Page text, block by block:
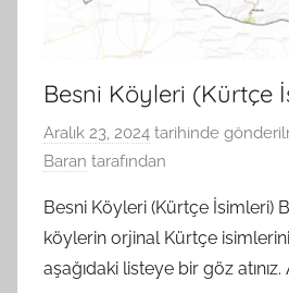
Besni Köyleri (Kürtçe
Aralık 23, 2024 tarihinde
Baran tarafından
Besni Köyleri (Kürtçe İsimleri)
köylerin orjinal Kürtçe
aşağıdaki listeye bir göz